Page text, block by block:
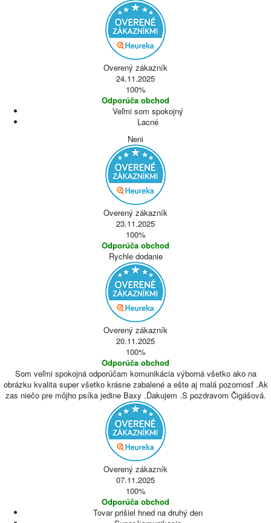
Overený zákazník
24.11.2025
100%
Odporúča obchod
Veľmi som spokojný
Lacné
Neni
Overený zákazník
23.11.2025
100%
Odporúča obchod
Rychle dodanie
Overený zákazník
20.11.2025
100%
Odporúča obchod
Som veľmi spokojná odporúčam komunikácia výborná všetko ako na
obrázku kvalita super všetko krásne zabalené a ešte aj malá pozornosť .Ak
zas niečo pre môjho psíka jedine Baxy .Ďakujem .S pozdravom Čigášová.
Overený zákazník
07.11.2025
100%
Odporúča obchod
Tovar prišiel hned na druhý den